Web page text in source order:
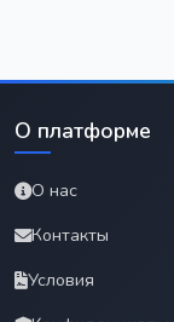
О платформе
О нас
Контакты
Условия